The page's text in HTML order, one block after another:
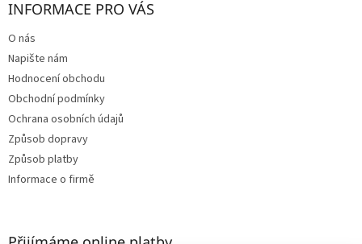
INFORMACE PRO VÁS
O nás
Napište nám
Hodnocení obchodu
Obchodní podmínky
Ochrana osobních údajů
Způsob dopravy
Způsob platby
Informace o firmě